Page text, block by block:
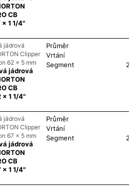
CB
x 1 1/4"
jádrová
Clipper
62 x 5 mm
jádrová
CB
x 1 1/4"
Průměr
Vrtání
Segment
jádrová
Clipper
67 x 5 mm
jádrová
CB
x 1 1/4"
Průměr
Vrtání
Segment